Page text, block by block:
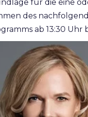
für die eine
des
ab 13:30 Uhr